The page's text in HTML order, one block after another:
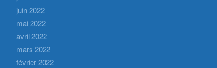
juin 2022
mai 2022
avril 2022
mars 2022
février 2022